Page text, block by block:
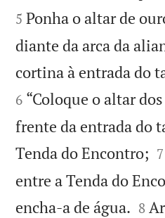
5 Ponha o altar de
diante da arca da
cortina à entrada do
6 “Coloque o altar
frente da entrada do
Tenda do Encontro; 
7
entre a Tenda do
encha-a de água. 

8